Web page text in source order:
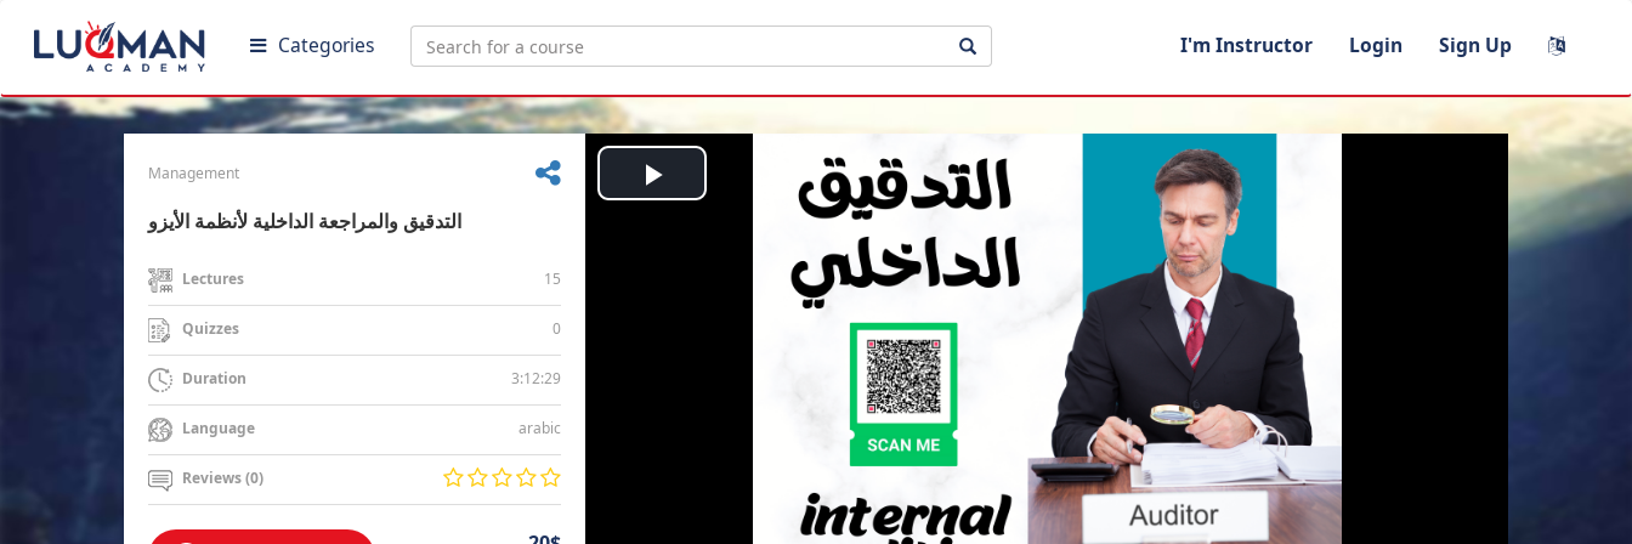
Categories I'm Instructor Login Sign Up
Management
التدقيق والمراجعة الداخلية لأنظمة الأيزو
Lectures 15
Quizzes 0
Duration 3:12:29
Language arabic
Reviews (0)
Play